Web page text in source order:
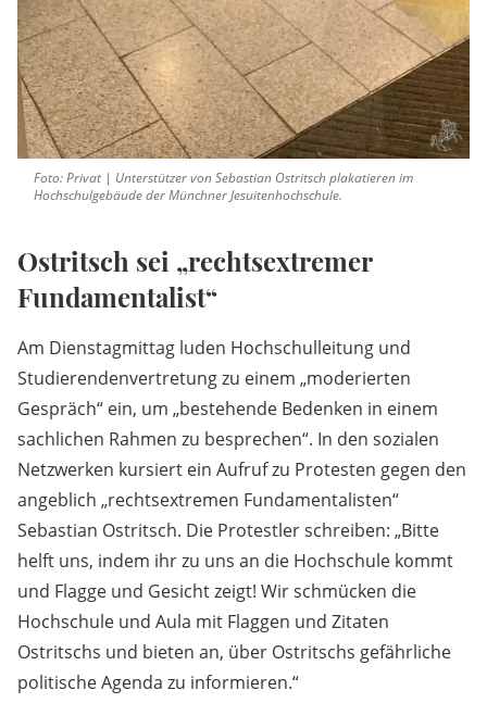
Foto: Privat | Unterstützer von Sebastian Ostritsch plakatieren im
Hochschulgebäude der Münchner Jesuitenhochschule.
Ostritsch sei „rechtsextremer
Fundamentalist“
Am Dienstagmittag luden Hochschulleitung und
Studierendenvertretung zu einem „moderierten
Gespräch“ ein, um „bestehende Bedenken in einem
sachlichen Rahmen zu besprechen“. In den sozialen
Netzwerken kursiert ein Aufruf zu Protesten gegen den
angeblich „rechtsextremen Fundamentalisten“
Sebastian Ostritsch. Die Protestler schreiben: „Bitte
helft uns, indem ihr zu uns an die Hochschule kommt
und Flagge und Gesicht zeigt! Wir schmücken die
Hochschule und Aula mit Flaggen und Zitaten
Ostritschs und bieten an, über Ostritschs gefährliche
politische Agenda zu informieren.“